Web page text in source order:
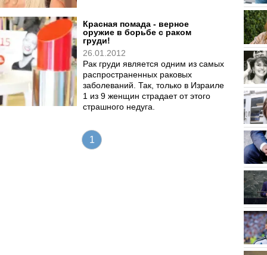
Красная помада - верное
оружие в борьбе с раком
груди!
26.01.2012
Рак груди является одним из самых
распространенных раковых
заболеваний. Так, только в Израиле
1 из 9 женщин страдает от этого
страшного недуга.
1